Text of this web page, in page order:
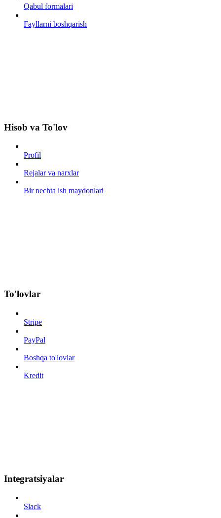
Qabul formalari
Fayllarni boshqarish
Hisob va To'lov
Profil
Rejalar va narxlar
Bir nechta ish maydonlari
To'lovlar
Stripe
PayPal
Boshqa to'lovlar
Kredit
Integratsiyalar
Slack